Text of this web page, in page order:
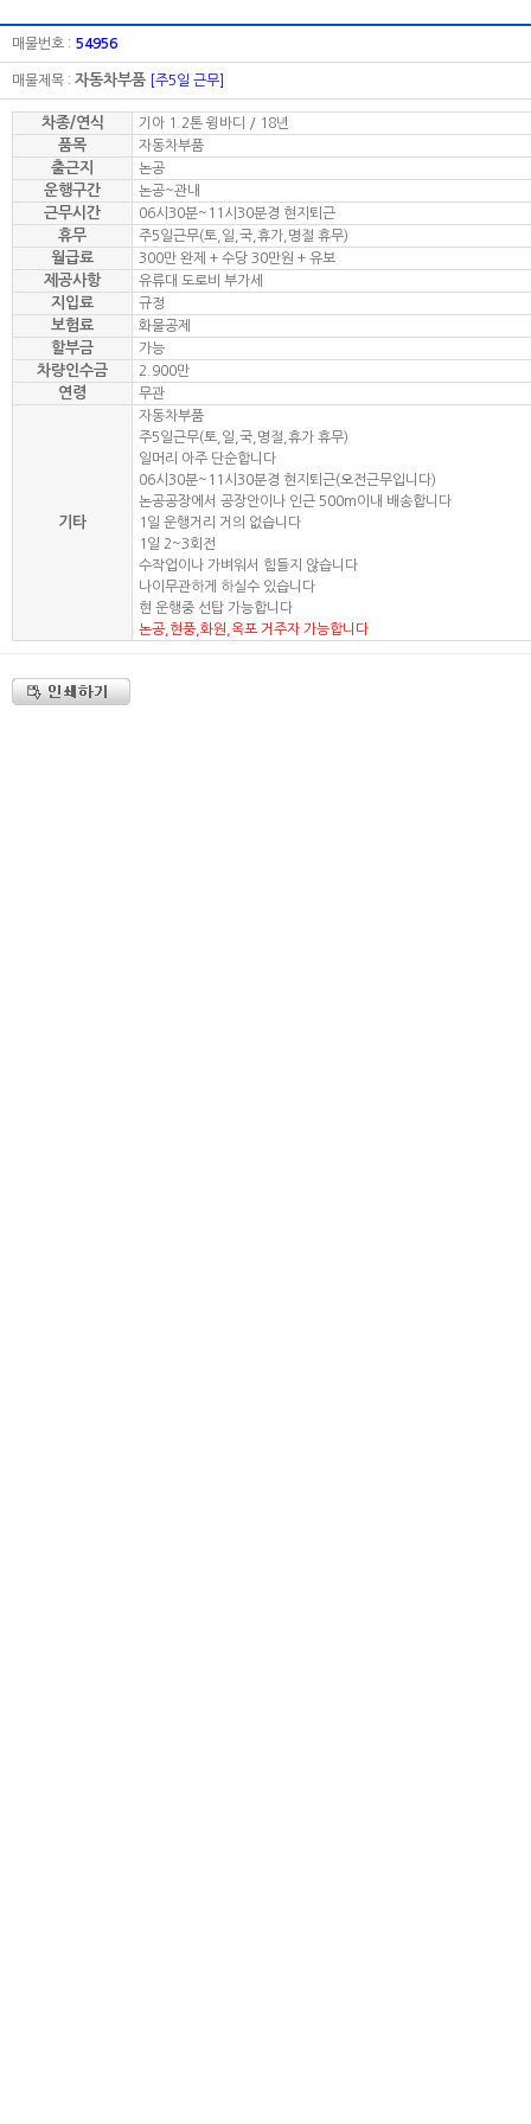
매물번호 : 54956
매물제목 : 자동차부품 [주5일 근무]
차종/연식 기아 1.2톤 윙바디 / 18년
품목 자동차부품
출근지 논공
운행구간 논공~관내
근무시간 06시30분~11시30분경 현지퇴근
휴무 주5일근무(토,일,국,휴가,명절 휴무)
월급료 300만 완제 + 수당 30만원 + 유보
제공사항 유류대 도로비 부가세
지입료 규정
보험료 화물공제
할부금 가능
차량인수금 2.900만
연령 무관
기타
자동차부품
주5일근무(토,일,국,명절,휴가 휴무)
일머리 아주 단순합니다
06시30분~11시30분경 현지퇴근(오전근무입니다)
논공공장에서 공장안이나 인근 500m이내 배송합니다
1일 운행거리 거의 없습니다
1일 2~3회전
수작업이나 가벼워서 힘들지 않습니다
나이무관하게 하실수 있습니다
현 운행중 선탑 가능합니다
논공,현풍,화원,옥포 거주자 가능합니다